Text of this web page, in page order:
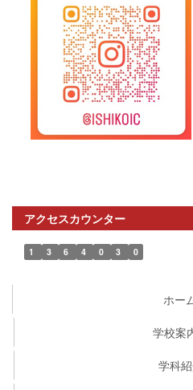
アクセスカウンター
1 3 6 4 0 3 0
ホー
学校案
学科